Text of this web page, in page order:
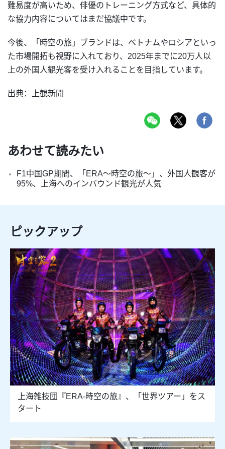
難易度が高いため、俳優のトレーニング方式など、具体的
な協力内容についてはまだ協議中です。
今後、「時空の旅」ブランドは、ベトナムやロシアといっ
た市場開拓も視野に入れており、2025年までに20万人以
上の外国人観光客を受け入れることを目指しています。
出典：上観新聞
あわせて読みたい
F1中国GP期間、「ERA～時空の旅～」、外国人観客が
95%、上海へのインバウンド観光が人気
ピックアップ
上海雑技団『ERA-時空の旅』、「世界ツアー」をス
タート